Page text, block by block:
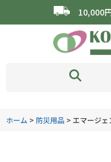
10,000
ホーム 防災用品 エマージェ